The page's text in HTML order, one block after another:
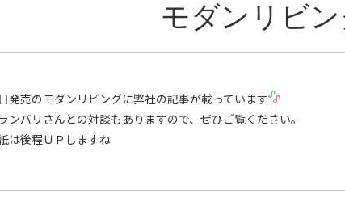
モダンリビ
発売のモダンリビングに弊社の記事が載っています
ンバリさんとの対談もありますので、ぜひご覧ください。
は後程ＵＰしますね